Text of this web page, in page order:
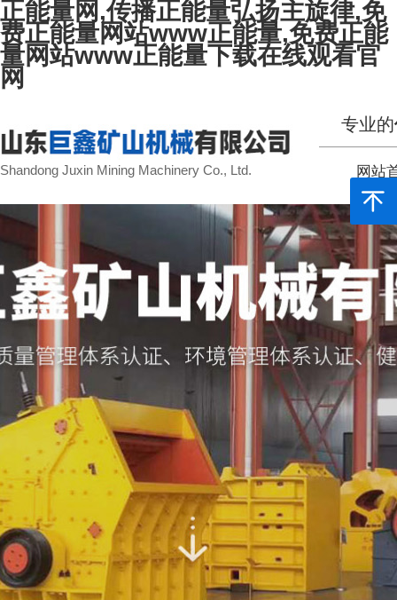
正能量网,传播正能量弘扬主旋律,免
费正能量网站www正能量,免费正能
量网站www正能量下载在线观看官
网
Shandong Juxin Mining Machinery Co., Ltd.
专业的
网站